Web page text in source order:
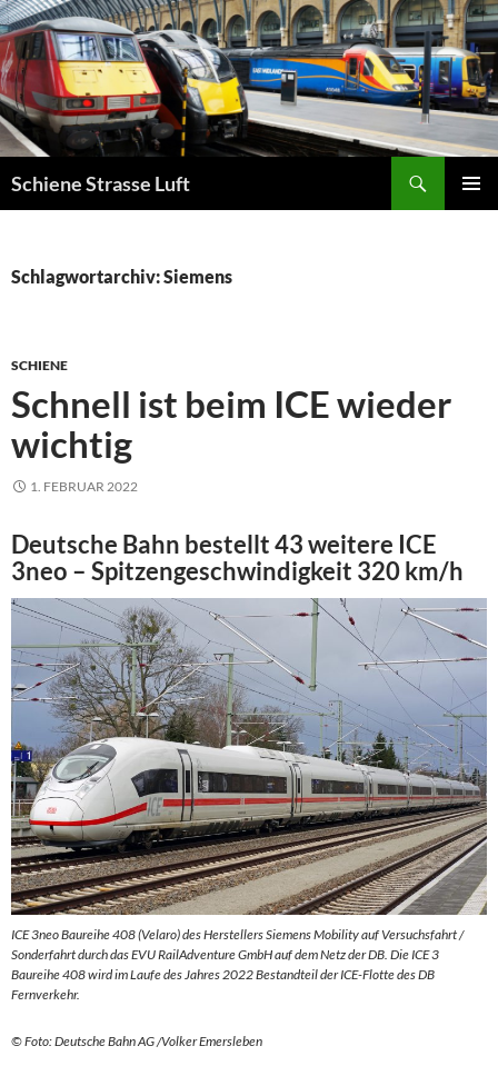
Zum
Inhalt
springen
Schiene Strasse Luft
Schlagwortarchiv: Siemens
SCHIENE
Schnell ist beim ICE wieder
wichtig
1. FEBRUAR 2022
Deutsche Bahn bestellt 43 weitere ICE
3neo – Spitzengeschwindigkeit 320 km/h
ICE 3neo Baureihe 408 (Velaro) des Herstellers Siemens Mobility auf Versuchsfahrt /
Sonderfahrt durch das EVU RailAdventure GmbH auf dem Netz der DB. Die ICE 3
Baureihe 408 wird im Laufe des Jahres 2022 Bestandteil der ICE-Flotte des DB
Fernverkehr.
© Foto: Deutsche Bahn AG /Volker Emersleben